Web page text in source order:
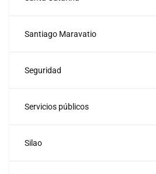
Santiago Maravatio
Seguridad
Servicios públicos
Silao